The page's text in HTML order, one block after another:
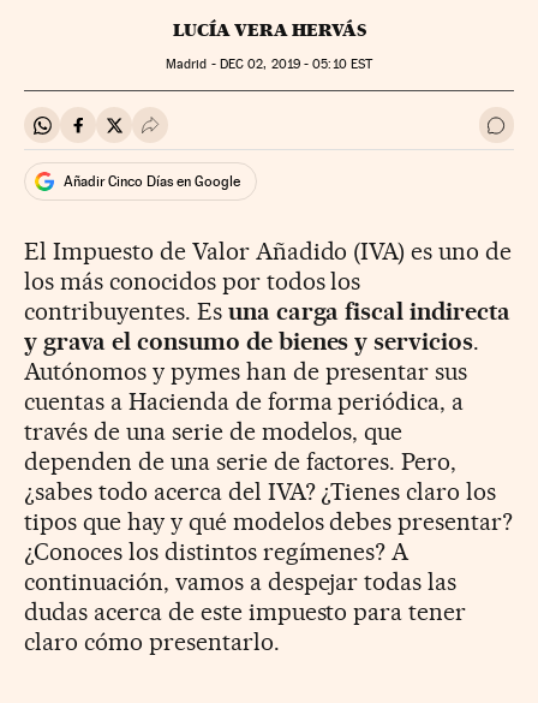
LUCÍA VERA HERVÁS
Madrid - DEC 02, 2019 - 05:10EST
Compartir en Whatsapp
Compartir en Facebook
Compartir en Twitter
Desplegar Redes Sociales Ir a
Añadir Cinco Días en Google
El Impuesto de Valor Añadido (IVA) es uno de
los más conocidos por todos los
contribuyentes. Es una carga fiscal indirecta
y grava el consumo de bienes y servicios.
Autónomos y pymes han de presentar sus
cuentas a Hacienda de forma periódica, a
través de una serie de modelos, que
dependen de una serie de factores. Pero,
¿sabes todo acerca del IVA? ¿Tienes claro los
tipos que hay y qué modelos debes presentar?
¿Conoces los distintos regímenes? A
continuación, vamos a despejar todas las
dudas acerca de este impuesto para tener
claro cómo presentarlo.